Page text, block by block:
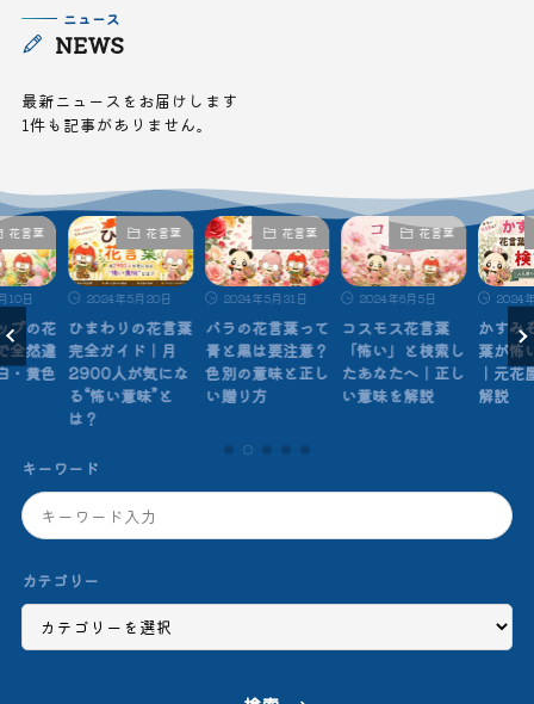
NEWS
ニュース
最新ニュースをお届けします
1件も記事がありません。
花言葉
10日
プの花
全然違
・黄色
花言葉
2024年5月20日
ひまわりの花言葉
完全ガイド｜月
2900人が気にな
る“怖い意味”と
は？
花言葉
2024年5月31日
バラの花言葉って
青と黒は要注意？
色別の意味と正し
い贈り方
花言葉
2024年6月5日
コスモス花言葉
「怖い」と検索し
たあなたへ｜正し
い意味を解説
2024
かすみ
葉が怖
｜元花
解説
キーワード
カテゴリー